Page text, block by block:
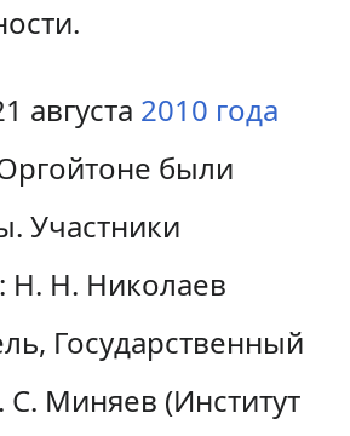
августа 2010 года
были
Участники
Н. Н. Николаев
Государственный
Миняев (Институт